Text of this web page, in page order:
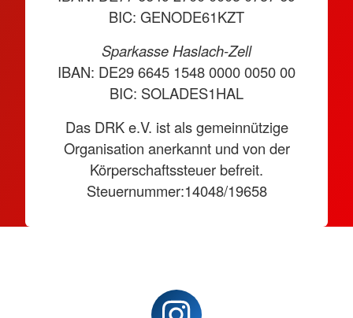
BIC: GENODE61KZT
Sparkasse Haslach-Zell
IBAN: DE29 6645 1548 0000 0050 00
BIC: SOLADES1HAL
Das DRK e.V. ist als gemeinnützige
Organisation anerkannt und von der
Körperschaftssteuer befreit.
Steuernummer:14048/19658